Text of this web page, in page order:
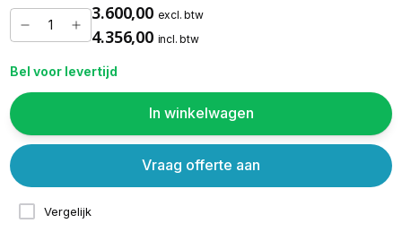
3.600,00 excl. btw
4.356,00 incl. btw
Bel voor levertijd
In winkelwagen
Vergelijk
Vraag offerte aan